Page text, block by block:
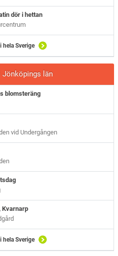
dör i hettan
hela Sverige
län
blomsteräng
vid Undergången
Kvarnarp
hela Sverige